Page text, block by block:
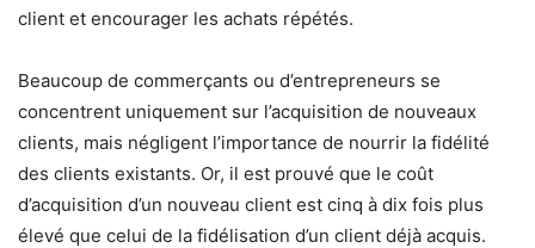
client et encourager les achats répétés.
Beaucoup de commerçants ou d’entrepreneurs se
concentrent uniquement sur l’acquisition de nouveaux
clients, mais négligent l’importance de nourrir la fidélité
des clients existants. Or, il est prouvé que le coût
d’acquisition d’un nouveau client est cinq à dix fois plus
élevé que celui de la fidélisation d’un client déjà acquis.